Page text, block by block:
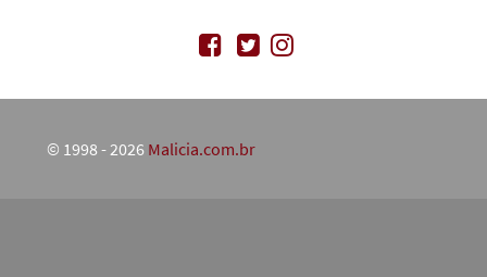
© 1998 - 2026 Malicia.com.br